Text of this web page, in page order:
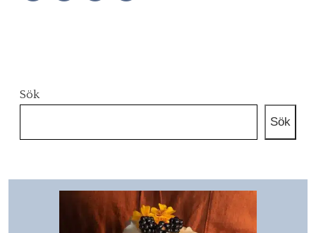
Sök
Sök